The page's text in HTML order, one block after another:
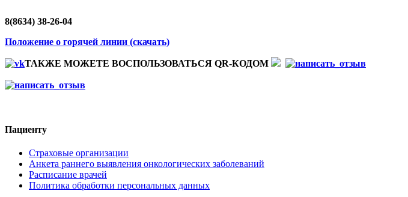
8(8634) 38-26-04
Положение о горячей линии (скачать)
ТАКЖЕ МОЖЕТЕ ВОСПОЛЬЗОВАТЬСЯ QR-КОДОМ
Пациенту
Страховые организации
Анкета раннего выявления онкологических заболеваний
Расписание врачей
Политика обработки персональных данных